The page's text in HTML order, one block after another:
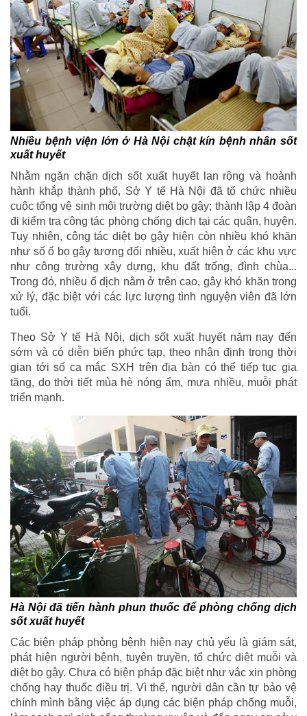
Nhiều bệnh viện lớn ở Hà Nội chật kín bệnh nhân sốt
xuất huyết
Nhằm ngặn chặn dịch sốt xuất huyết lan rộng và hoành
hành khắp thành phố, Sở Y tế Hà Nội đã tổ chức nhiều
cuộc tổng vệ sinh môi trường diệt bọ gậy; thành lập 4 đoàn
đi kiểm tra công tác phòng chống dịch tại các quận, huyện.
Tuy nhiên, công tác diệt bọ gậy hiện còn nhiều khó khăn
như số ổ bọ gậy tương đối nhiều, xuất hiện ở các khu vực
như công trường xây dựng, khu đất trống, đình chùa...
Trong đó, nhiều ổ dịch nằm ở trên cao, gây khó khăn trong
xử lý, đặc biệt với các lực lượng tình nguyện viên đã lớn
tuổi.
Theo Sở Y tế Hà Nội, dịch sốt xuất huyết năm nay đến
sớm và có diễn biến phức tạp, theo nhận định trong thời
gian tới số ca mắc SXH trên địa bàn có thể tiếp tục gia
tăng, do thời tiết mùa hè nóng ẩm, mưa nhiều, muỗi phát
triển mạnh.
Hà Nội đã tiến hành phun thuốc để phòng chống dịch
sốt xuất huyết
Các biện pháp phòng bệnh hiện nay chủ yếu là giám sát,
phát hiện người bệnh, tuyên truyền, tổ chức diệt muỗi và
diệt bọ gậy. Chưa có biện pháp đặc biệt như vắc xin phòng
chống hay thuốc điều trị. Vì thế, người dân cần tự bảo vệ
chính mình bằng việc áp dụng các biện pháp chống muỗi,